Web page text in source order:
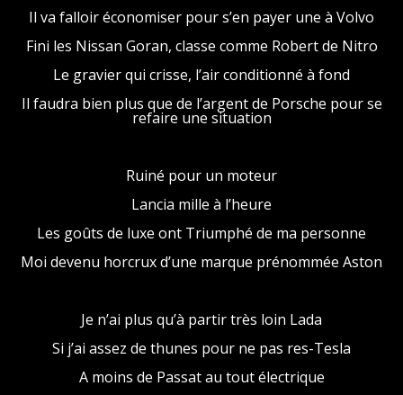
Il va falloir économiser pour s’en payer une à Volvo
Fini les Nissan Goran, classe comme Robert de Nitro
Le gravier qui crisse, l’air conditionné à fond
Il faudra bien plus que de l’argent de Porsche pour se
refaire une situation
Ruiné pour un moteur
Lancia mille à l’heure
Les goûts de luxe ont Triumphé de ma personne
Moi devenu horcrux d’une marque prénommée Aston
Je n’ai plus qu’à partir très loin Lada
Si j’ai assez de thunes pour ne pas res-Tesla
A moins de Passat au tout électrique